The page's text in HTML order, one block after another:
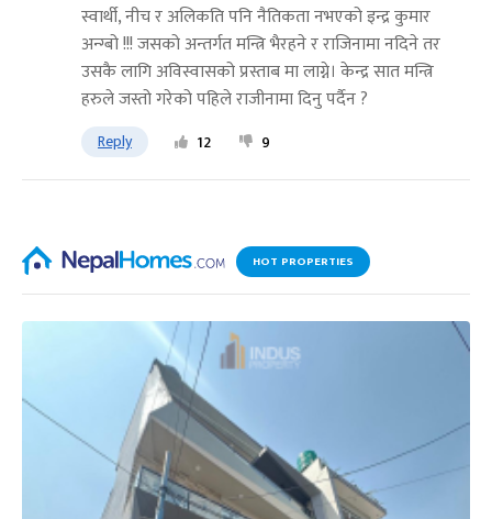
स्वार्थी, नीच र अलिकति पनि नैतिकता नभएको इन्द्र कुमार
अन्ग्बो !!! जसको अन्तर्गत मन्त्रि भैरहने र राजिनामा नदिने तर
उसकै लागि अविस्वासको प्रस्ताब मा लाग्ने। केन्द्र सात मन्त्रि
हरुले जस्तो गरेको पहिले राजीनामा दिनु पर्दैन ?
Reply 12 9
HOT PROPERTIES